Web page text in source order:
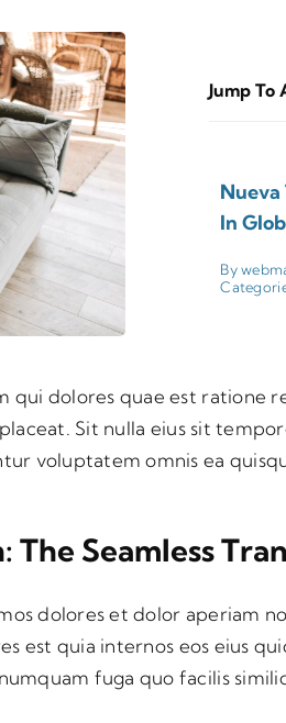
Jump To
In
By
qui dolores quae est ratione
Sit nulla eius sit
voluptatem omnis ea
Seamless
dolores et dolor aperiam
est quia internos eos eius
fuga quo facilis